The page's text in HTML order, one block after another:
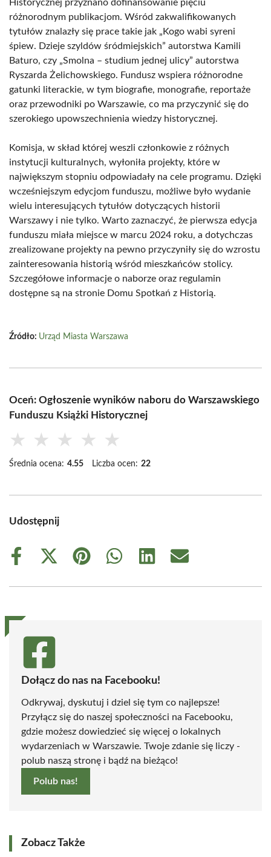
Historycznej przyznano dofinansowanie pięciu
różnorodnym publikacjom. Wśród zakwalifikowanych
tytułów znalazły się prace takie jak „Kogo wabi syreni
śpiew. Dzieje szyldów śródmiejskich” autorstwa Kamili
Baturo, czy „Smolna – studium jednej ulicy” autorstwa
Ryszarda Żelichowskiego. Fundusz wspiera różnorodne
gatunki literackie, w tym biografie, monografie, reportaże
oraz przewodniki po Warszawie, co ma przyczynić się do
szerokiego upowszechnienia wiedzy historycznej.
Komisja, w skład której weszli członkowie z różnych
instytucji kulturalnych, wyłoniła projekty, które w
największym stopniu odpowiadały na cele programu. Dzięki
wcześniejszym edycjom funduszu, możliwe było wydanie
wielu interesujących tytułów dotyczących historii
Warszawy i nie tylko. Warto zaznaczyć, że pierwsza edycja
funduszu miała miejsce w marcu 2024 roku, a dotychczas
zrealizowane projekty na pewno przyczyniły się do wzrostu
zainteresowania historią wśród mieszkańców stolicy.
Szczegółowe informacje o naborze oraz regulamin
dostępne są na stronie Domu Spotkań z Historią.
Źródło: Urząd Miasta Warszawa
Oceń: Ogłoszenie wyników naboru do Warszawskiego
Funduszu Książki Historycznej
★ ★ ★ ★ ★
Średnia ocena: 4.55 Liczba ocen: 22
Udostępnij
Share
Share
(Twitter)
Share
Share
Share
Share
Dołącz do nas na Facebooku!
Odkrywaj, dyskutuj i dziel się tym co najlepsze!
Przyłącz się do naszej społeczności na Facebooku,
gdzie możesz dowiedzieć się więcej o lokalnych
wydarzeniach w Warszawie. Twoje zdanie się liczy -
polub naszą stronę i bądź na bieżąco!
Polub nas!
Zobacz Także